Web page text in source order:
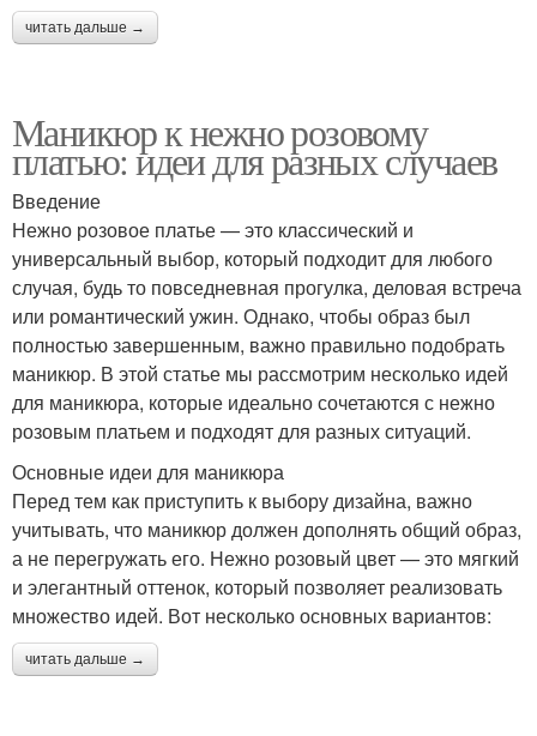
читать дальше →
Маникюр к нежно розовому
платью: идеи для разных случаев
Введение
Нежно розовое платье — это классический и
универсальный выбор, который подходит для любого
случая, будь то повседневная прогулка, деловая встреча
или романтический ужин. Однако, чтобы образ был
полностью завершенным, важно правильно подобрать
маникюр. В этой статье мы рассмотрим несколько идей
для маникюра, которые идеально сочетаются с нежно
розовым платьем и подходят для разных ситуаций.
Основные идеи для маникюра
Перед тем как приступить к выбору дизайна, важно
учитывать, что маникюр должен дополнять общий образ,
а не перегружать его. Нежно розовый цвет — это мягкий
и элегантный оттенок, который позволяет реализовать
множество идей. Вот несколько основных вариантов:
читать дальше →